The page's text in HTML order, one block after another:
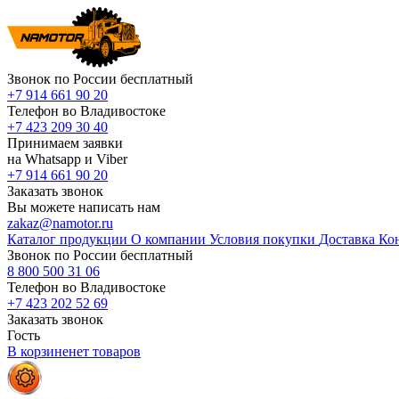
Звонок по России бесплатный
+7 914 661 90 20
Телефон во Владивостоке
+7 423 209 30 40
Принимаем заявки
на Whatsapp и Viber
+7 914 661 90 20
Заказать звонок
Вы можете написать нам
zakaz@namotor.ru
Каталог продукции О компании Условия покупки Доставка
Звонок по России бесплатный
8 800 500 31 06
Телефон во Владивостоке
+7 423 202 52 69
Заказать звонок
Гость
В корзиненет товаров